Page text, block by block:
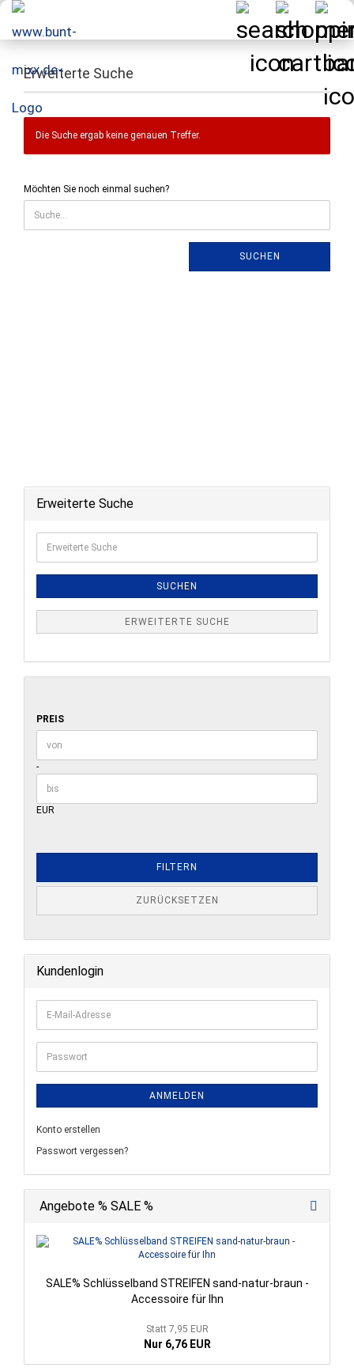
Erweiterte Suche
Die Suche ergab keine genauen Treffer.
MÖCHTEN
SIE
NOCH
EINMAL
Möchten Sie noch einmal suchen?
SUCHEN
Erweiterte Suche
Suche
SUCHEN
ERWEITERTE SUCHE
PREIS
PREIS
Preis bis
-
EUR
FILTERN
ZURÜCKSETZEN
Kundenlogin
E-
Mail-
Adresse
Passwort
ANMELDEN
Konto erstellen
Passwort vergessen?
Angebote % SALE %
SALE% Schlüsselband STREIFEN sand-natur-braun -
Accessoire für Ihn
Statt 7,95 EUR
Nur 6,76 EUR